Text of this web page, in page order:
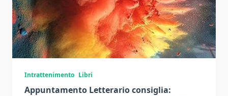
Intrattenimento Libri
Appuntamento Letterario consiglia: